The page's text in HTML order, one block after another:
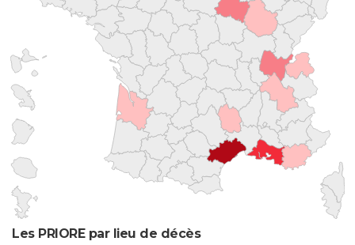
Les PRIORE par lieu de décès